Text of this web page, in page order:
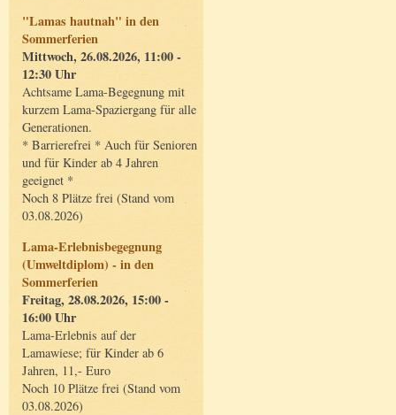
"Lamas hautnah" in den
Sommerferien
Mittwoch, 26.08.2026, 11:00 -
12:30 Uhr
Achtsame Lama-Begegnung mit
kurzem Lama-Spaziergang für alle
Generationen.
* Barrierefrei * Auch für Senioren
und für Kinder ab 4 Jahren
geeignet *
Noch 8 Plätze frei (Stand vom
03.08.2026)
Lama-Erlebnisbegegnung
(Umweltdiplom) - in den
Sommerferien
Freitag, 28.08.2026, 15:00 -
16:00 Uhr
Lama-Erlebnis auf der
Lamawiese; für Kinder ab 6
Jahren, 11,- Euro
Noch 10 Plätze frei (Stand vom
03.08.2026)